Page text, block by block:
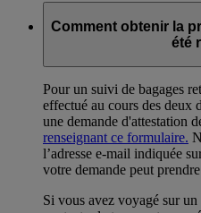
Comment obtenir la
été
Pour un suivi de bagages
effectué au cours des deux
une demande d'attestation
renseignant ce formulaire.
l’adresse e-mail indiquée
votre demande peut
Si vous avez voyagé sur